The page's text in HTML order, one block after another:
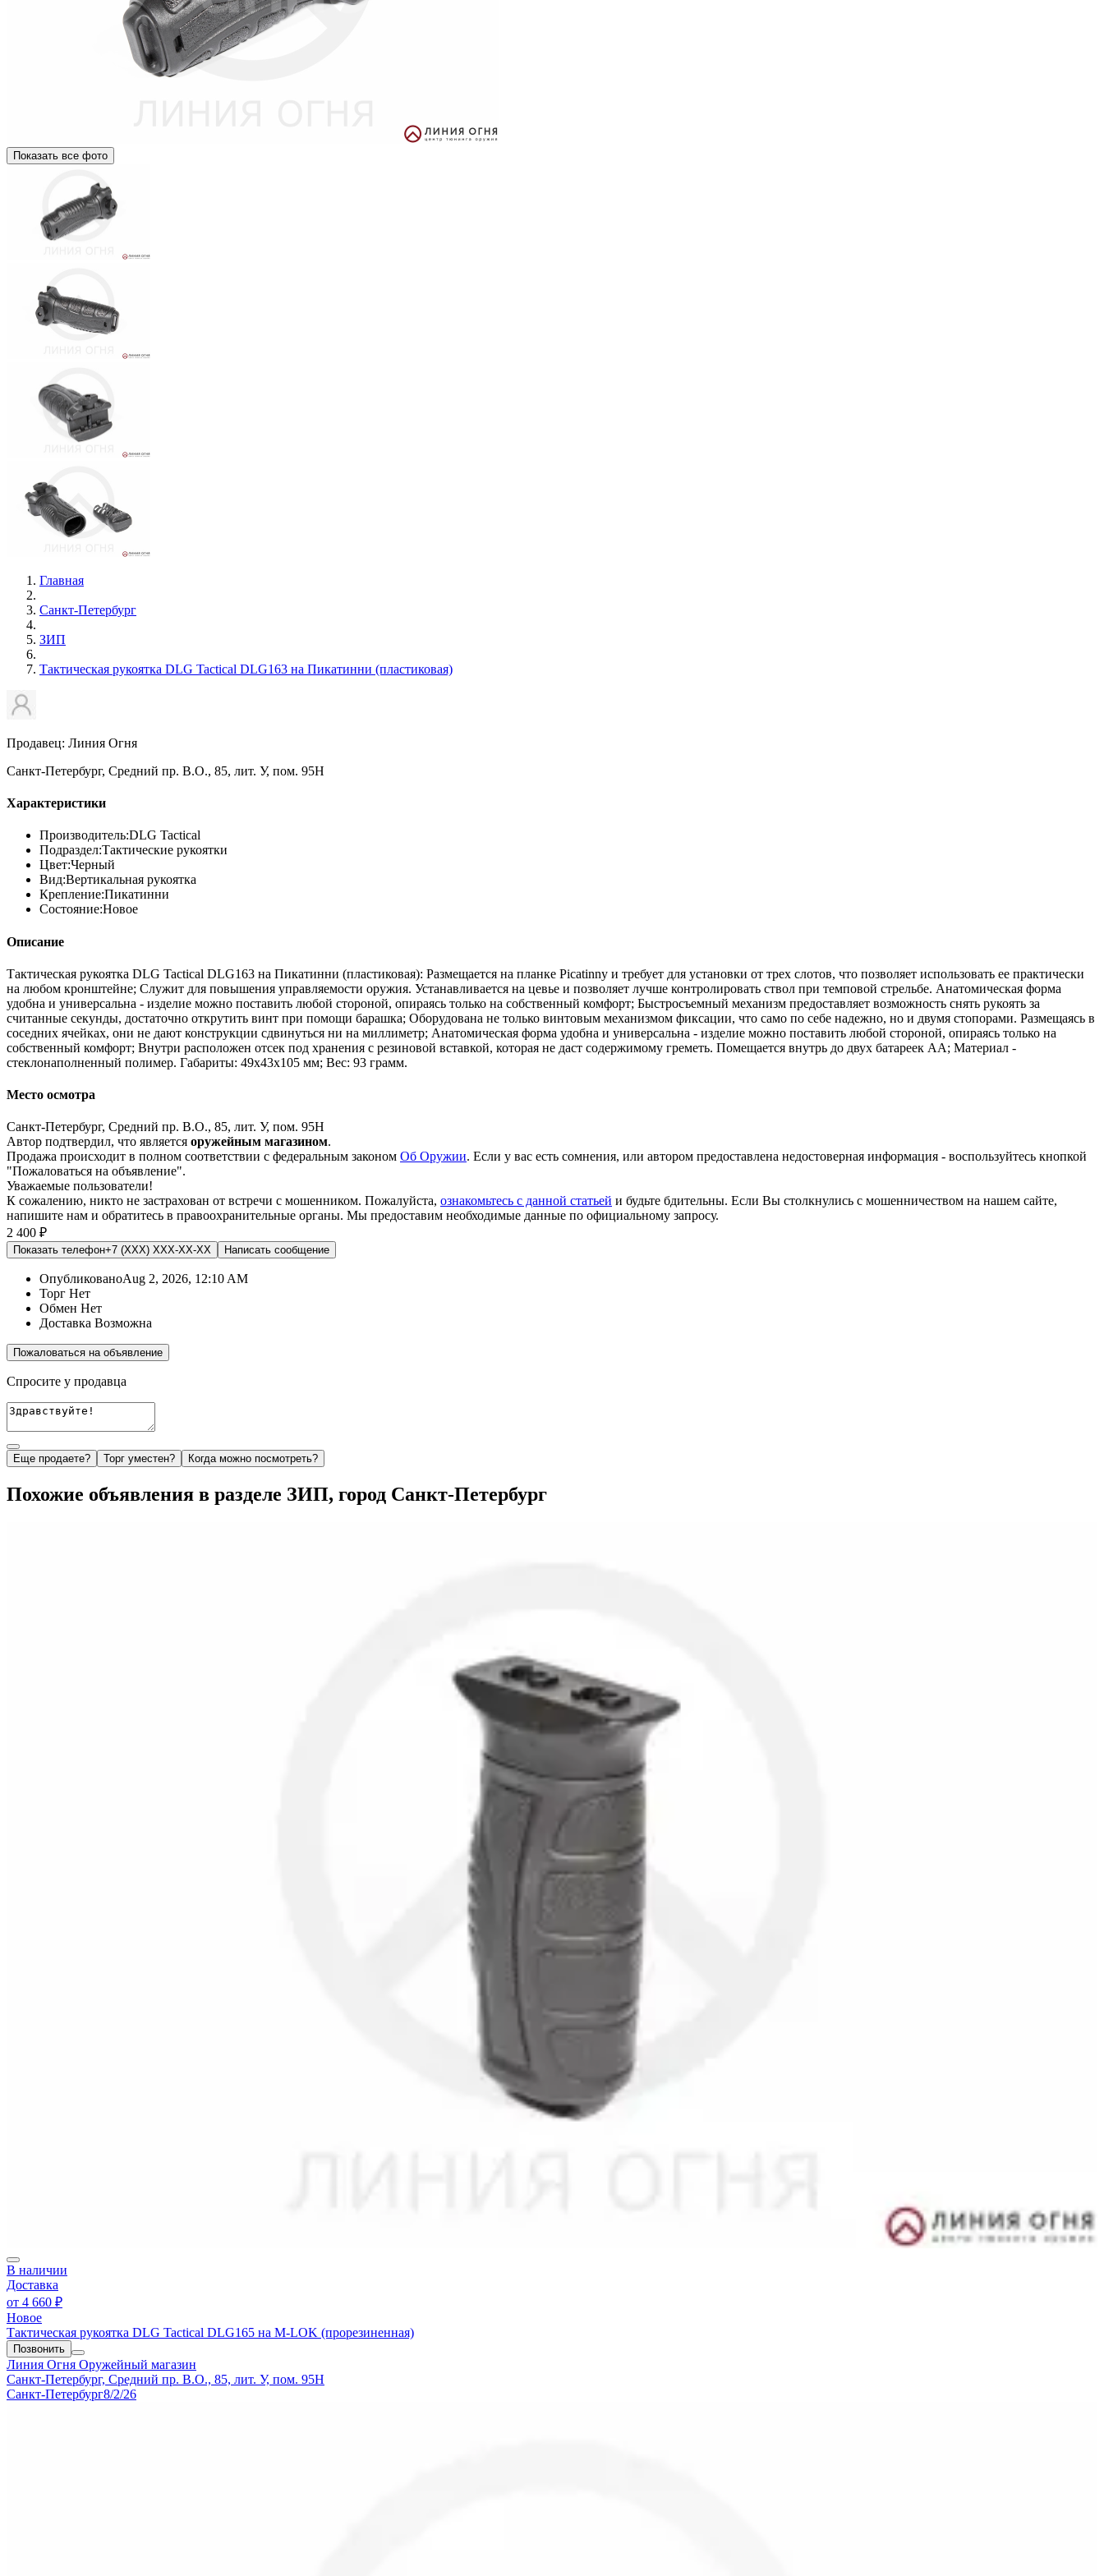
Показать все фото
Главная
Санкт-Петербург
ЗИП
Тактическая рукоятка DLG Tactical DLG163 на Пикатинни (пластиковая)
Продавец: Линия Огня
Санкт-Петербург, Средний пр. В.О., 85, лит. У, пом. 95Н
Характеристики
Производитель:DLG Tactical
Подраздел:Тактические рукоятки
Цвет:Черный
Вид:Вертикальная рукоятка
Крепление:Пикатинни
Состояние:Новое
Описание
Тактическая рукоятка DLG Tactical DLG163 на Пикатинни (пластиковая): Размещается на планке Picatinny и требует для установки от трех слотов, что позволяет использовать ее практически
на любом кронштейне; Служит для повышения управляемости оружия. Устанавливается на цевье и позволяет лучше контролировать ствол при темповой стрельбе. Анатомическая форма
удобна и универсальна - изделие можно поставить любой стороной, опираясь только на собственный комфорт; Быстросъемный механизм предоставляет возможность снять рукоять за
считанные секунды, достаточно открутить винт при помощи барашка; Оборудована не только винтовым механизмом фиксации, что само по себе надежно, но и двумя стопорами. Размещаясь в
соседних ячейках, они не дают конструкции сдвинуться ни на миллиметр; Анатомическая форма удобна и универсальна - изделие можно поставить любой стороной, опираясь только на
собственный комфорт; Внутри расположен отсек под хранения с резиновой вставкой, которая не даст содержимому греметь. Помещается внутрь до двух батареек АА; Материал -
стеклонаполненный полимер. Габариты: 49х43х105 мм; Вес: 93 грамм.
Место осмотра
Санкт-Петербург, Средний пр. В.О., 85, лит. У, пом. 95Н
Автор подтвердил, что является оружейным магазином.
Продажа происходит в полном соответствии с федеральным законом Об Оружии. Если у вас есть сомнения, или автором предоставлена недостоверная информация - воспользуйтесь кнопкой
"Пожаловаться на объявление".
Уважаемые пользователи!
К сожалению, никто не застрахован от встречи с мошенником. Пожалуйста, ознакомьтесь с данной статьей и будьте бдительны. Если Вы столкнулись с мошенничеством на нашем сайте,
напишите нам и обратитесь в правоохранительные органы. Мы предоставим необходимые данные по официальному запросу.
2 400 ₽
Показать телефон+7 (XXX) XXX-XX-XX Написать сообщение
ОпубликованоAug 2, 2026, 12:10 AM
Торг Нет
Обмен Нет
Доставка Возможна
Пожаловаться на объявление
Спросите у продавца
Еще продаете? Торг уместен? Когда можно посмотреть?
Похожие объявления в разделе ЗИП, город Санкт-Петербург
В наличии
Доставка
от 4 660 ₽
Новое
Тактическая рукоятка DLG Tactical DLG165 на M-LOK (прорезиненная)
Позвонить
Линия Огня Оружейный магазин
Санкт-Петербург, Средний пр. В.О., 85, лит. У, пом. 95Н
Санкт-Петербург8/2/26